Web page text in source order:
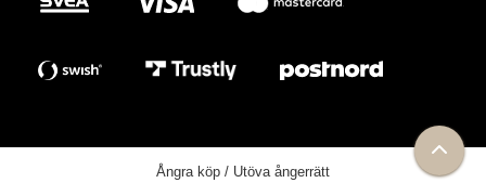
Ångra köp / Utöva ångerrätt